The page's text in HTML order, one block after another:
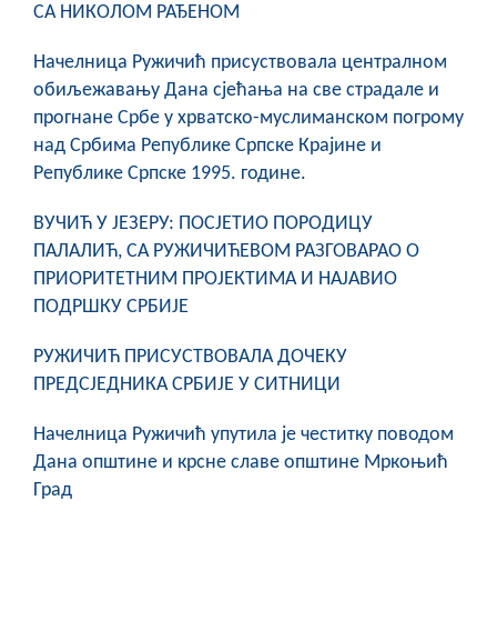
СА НИКОЛОМ РАЂЕНОМ
Начелница Ружичић присуствовала централном
обиљежавању Дана сјећања на све страдале и
прогнане Србе у хрватско-муслиманском погрому
над Србима Републике Српске Крајине и
Републике Српске 1995. године.
ВУЧИЋ У ЈЕЗЕРУ: ПОСЈЕТИО ПОРОДИЦУ
ПАЛАЛИЋ, СА РУЖИЧИЋЕВОМ РАЗГОВАРАО О
ПРИОРИТЕТНИМ ПРОЈЕКТИМА И НАЈАВИО
ПОДРШКУ СРБИЈЕ
РУЖИЧИЋ ПРИСУСТВОВАЛА ДОЧЕКУ
ПРЕДСЈЕДНИКА СРБИЈЕ У СИТНИЦИ
Начелница Ружичић упутила је честитку поводом
Дана општине и крсне славе општине Мркоњић
Град